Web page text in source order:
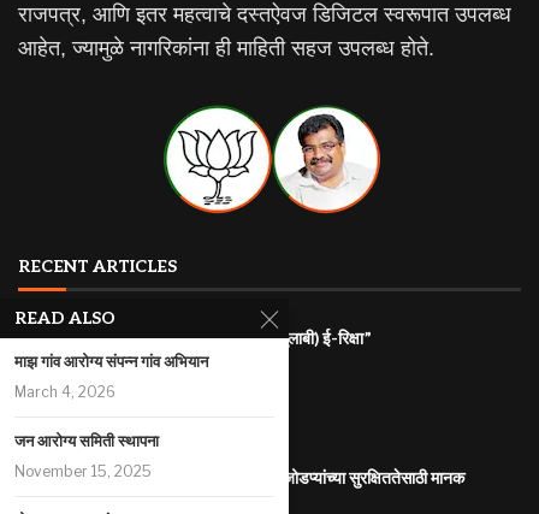
राजपत्र, आणि इतर महत्वाचे दस्तऐवज डिजिटल स्वरूपात उपलब्ध
आहेत, ज्यामुळे नागरिकांना ही माहिती सहज उपलब्ध होते.
RECENT ARTICLES
राज्यातील गरजू महिलांना रोजगारासाठी “पिंक (गुलाबी) ई-रिक्षा”
July 31, 2026
July 29, 2026
आंतरजातीय किंवा आंतरधर्मीय विवाह करणा-या जोडप्यांच्या सुरक्षिततेसाठी मानक
READ ALSO
माझ गांव आरोग्य संपन्न गांव अभियान
March 4, 2026
जन आरोग्य समिती स्थापना
November 15, 2025